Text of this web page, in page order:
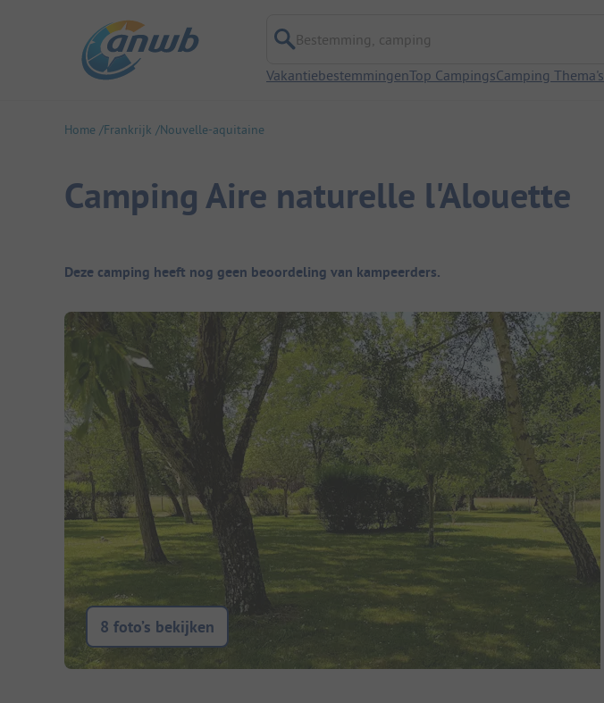
Bestemming, camping
VakantiebestemmingenTop CampingsCamping Thema's
Home Frankrijk Nouvelle-aquitaine
Camping Aire naturelle l'Alouette
Camping overzicht
Deze camping heeft nog geen beoordeling van kampeerders.
8 foto’s bekijken